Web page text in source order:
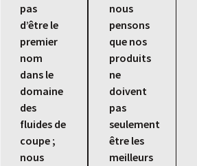
pas
d’être le
premier
nom
dans le
domaine
des
fluides de
coupe ;
nous
nous
pensons
que nos
produits
ne
doivent
pas
seulement
être les
meilleurs